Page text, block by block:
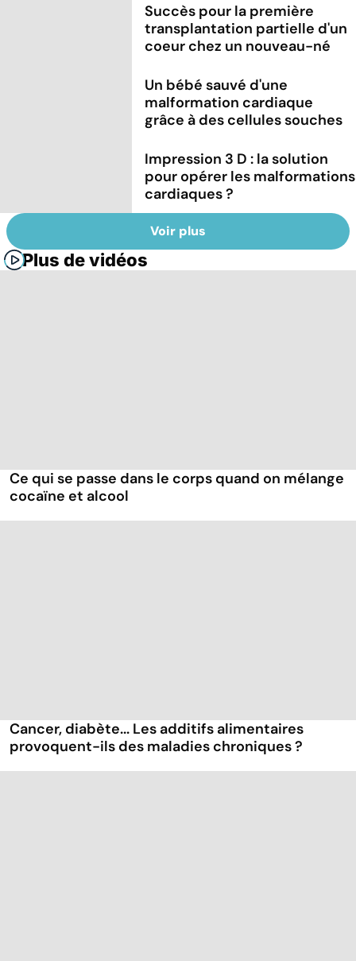
Succès pour la première
transplantation partielle d'un
coeur chez un nouveau-né
Un bébé sauvé d'une
malformation cardiaque
grâce à des cellules souches
Impression 3 D : la solution
pour opérer les malformations
cardiaques ?
Voir plus
Plus de vidéos
Ce qui se passe dans le corps quand on mélange
cocaïne et alcool
Cancer, diabète... Les additifs alimentaires
provoquent-ils des maladies chroniques ?